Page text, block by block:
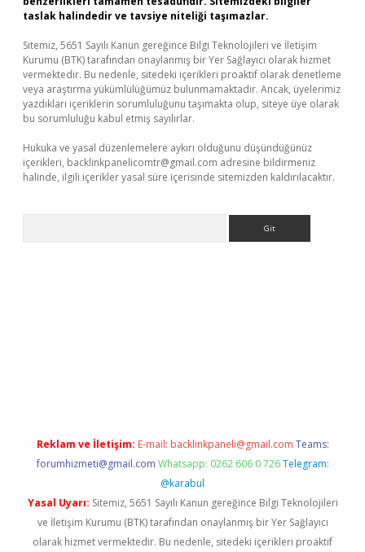
taslak halindedir ve tavsiye niteliği taşımazlar.
Sitemiz, 5651 Sayılı Kanun gereğince Bilgi Teknolojileri ve İletişim
Kurumu (BTK) tarafından onaylanmış bir Yer Sağlayıcı olarak hizmet
vermektedir. Bu nedenle, sitedeki içerikleri proaktif olarak denetleme
veya araştırma yükümlülüğümüz bulunmamaktadır. Ancak, üyelerimiz
yazdıkları içeriklerin sorumluluğunu taşımakta olup, siteye üye olarak
bu sorumluluğu kabul etmiş sayılırlar.
Hukuka ve yasal düzenlemelere aykırı olduğunu düşündüğünüz
içerikleri, backlinkpanelicomtr@gmail.com adresine bildirmeniz
halinde, ilgili içerikler yasal süre içerisinde sitemizden kaldırılacaktır.
Reklam ve İletişim: E-mail: backlinkpaneli@gmail.com Teams:
forumhizmeti@gmail.com Whatsapp: 0262 606 0 726 Telegram:
@karabul
Yasal Uyarı: Sitemiz, 5651 Sayılı Kanun gereğince Bilgi Teknolojileri
ve İletişim Kurumu (BTK) tarafından onaylanmış bir Yer Sağlayıcı
olarak hizmet vermektedir. Bu nedenle, sitedeki içerikleri proaktif